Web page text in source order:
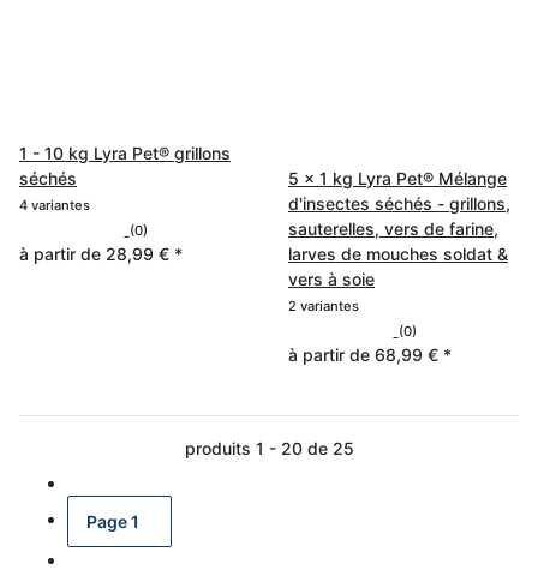
1 - 10 kg Lyra Pet® grillons
séchés
4 variantes
(0)
à partir de 28,99 € *
5 x 1 kg Lyra Pet® Mélange
d'insectes séchés - grillons,
sauterelles, vers de farine,
larves de mouches soldat &
vers à soie
2 variantes
(0)
à partir de 68,99 € *
produits 1 - 20 de 25
Page1